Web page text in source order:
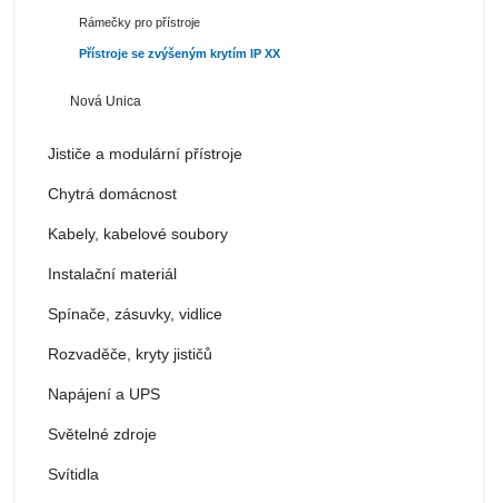
Rámečky pro přístroje
Přístroje se zvýšeným krytím IP XX
Nová Unica
Jističe a modulární přístroje
Chytrá domácnost
Kabely, kabelové soubory
Instalační materiál
Spínače, zásuvky, vidlice
Rozvaděče, kryty jističů
Napájení a UPS
Světelné zdroje
Svítidla